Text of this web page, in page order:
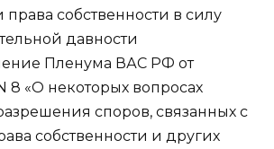
собственности в силу
давности
Пленума ВАС РФ от
8 «О некоторых вопросах
споров, связанных с
собственности и других